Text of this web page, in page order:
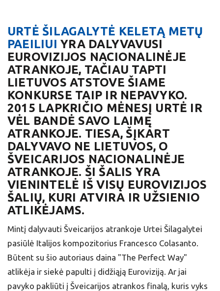
URTĖ ŠILAGALYTĖ KELETĄ METŲ
PAEILIUI YRA DALYVAVUSI
EUROVIZIJOS NACIONALINĖJE
ATRANKOJE, TAČIAU TAPTI
LIETUVOS ATSTOVE ŠIAME
KONKURSE TAIP IR NEPAVYKO.
2015 LAPKRIČIO MĖNESĮ URTĖ IR
VĖL BANDĖ SAVO LAIMĘ
ATRANKOJE. TIESA, ŠĮKART
DALYVAVO NE LIETUVOS, O
ŠVEICARIJOS NACIONALINĖJE
ATRANKOJE. ŠI ŠALIS YRA
VIENINTELĖ IŠ VISŲ EUROVIZIJOS
ŠALIŲ, KURI ATVIRA IR UŽSIENIO
ATLIKĖJAMS.
Mintį dalyvauti Šveicarijos atrankoje Urtei Šilagalytei
pasiūlė Italijos kompozitorius Francesco Colasanto.
Būtent su šio autoriaus daina "The Perfect Way"
atlikėja ir siekė papulti į didžiąją Euroviziją. Ar jai
pavyko pakliūti į Šveicarijos atrankos finalą, kuris vyks